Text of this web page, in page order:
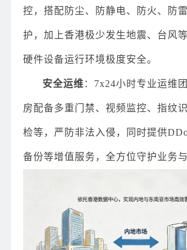
控，搭配防尘、防静电、防火、防
护，加上香港极少发生地震、台风等
硬件设备运行环境极度安全。
安全运维 ：7x24小时专业运维
房配备多重门禁、视频监控、指纹
检等，严防非法入侵，同时提供
备份等增值服务，全方位守护业务与